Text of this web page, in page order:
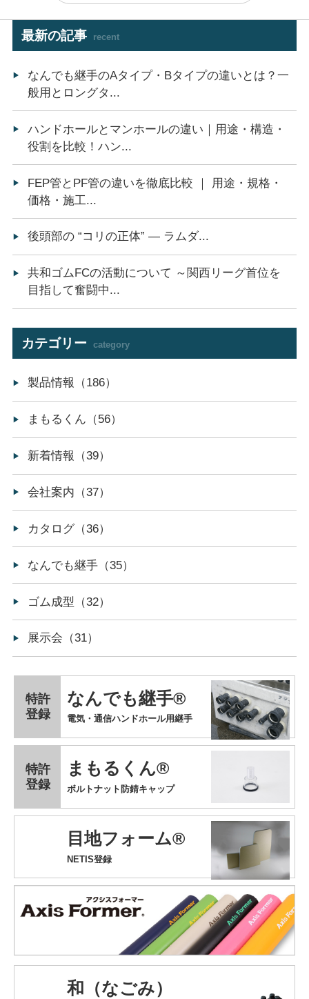
最新の記事 recent
なんでも継手のAタイプ・Bタイプの違いとは？一
般用とロングタ...
ハンドホールとマンホールの違い｜用途・構造・
役割を比較！ハン...
FEP管とPF管の違いを徹底比較 ｜ 用途・規格・
価格・施工...
後頭部の “コリの正体” ― ラムダ...
共和ゴムFCの活動について ～関西リーグ首位を
目指して奮闘中...
カテゴリー category
製品情報（186）
まもるくん（56）
新着情報（39）
会社案内（37）
カタログ（36）
なんでも継手（35）
ゴム成型（32）
展示会（31）
なんでも継手®
特許
登録
電気・通信ハンドホール用継手
まもるくん®
特許
登録
ボルトナット防錆キャップ
目地フォーム®
NETIS登録
和（なごみ）